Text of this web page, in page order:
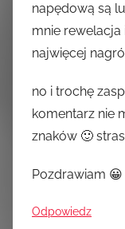
napędową są
mnie rewelacja
najwięcej
no i trochę
komentarz nie
znaków 🙂
Pozdrawiam 😀
Odpowiedz